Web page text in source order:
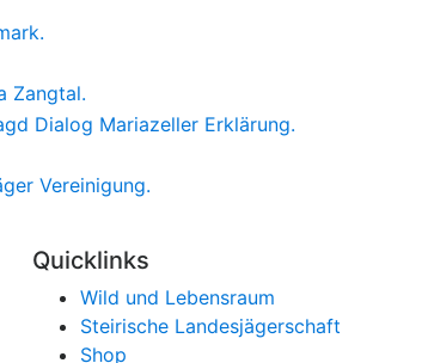
Quicklinks
Wild und Lebensraum
Steirische Landesjägerschaft
Shop